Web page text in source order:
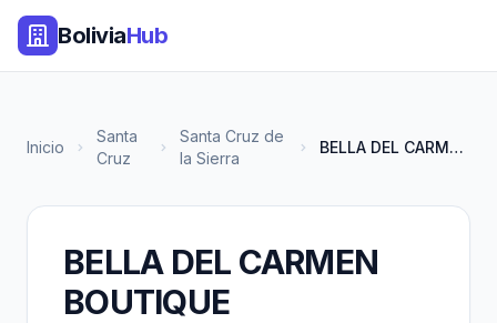
BoliviaHub
Inicio
Santa
Cruz
Santa Cruz de
la Sierra
BELLA DEL CARMEN BOUTIQUE
BELLA DEL CARMEN
BOUTIQUE